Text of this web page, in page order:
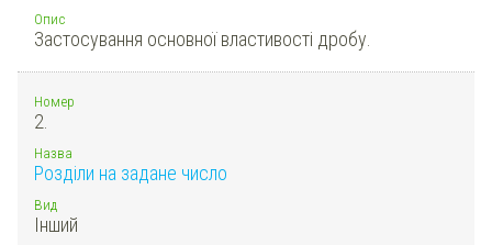
Опис
Застосування основної властивості дробу.
Номер
2.
Назва
Розділи на задане число
Вид
Інший